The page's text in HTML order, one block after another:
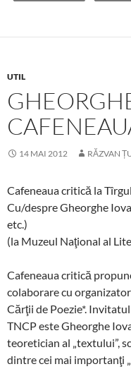
UTIL
14 MAI 2012 RĂZVAN
Cafeneaua critică la
Cu/despre Gheorghe
etc.)
(la Muzeul Naţional al
Cafeneaua critică
colaborare cu
Cărţii de Poezie*.
TNCP este Gheorghe
teoretician al „textului”,
dintre cei mai importanţi